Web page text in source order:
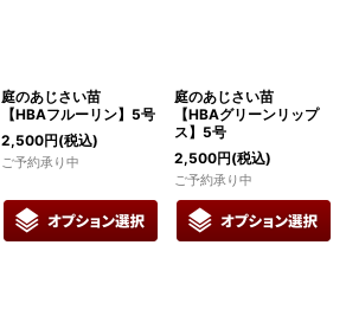
庭のあじさい苗
【HBAフルーリン】5号
2,500円(税込)
ご予約承り中
庭のあじさい苗
【HBAグリーンリップ
ス】5号
2,500円(税込)
ご予約承り中